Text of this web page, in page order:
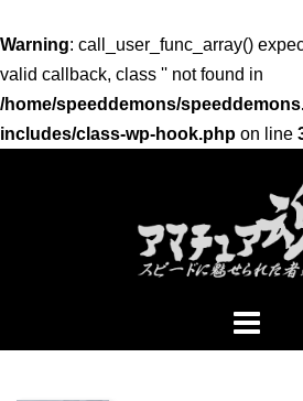
Warning: call_user_func_array()
valid callback, class '' not found in
/home/speeddemons/
includes/class-wp-hook.php on line